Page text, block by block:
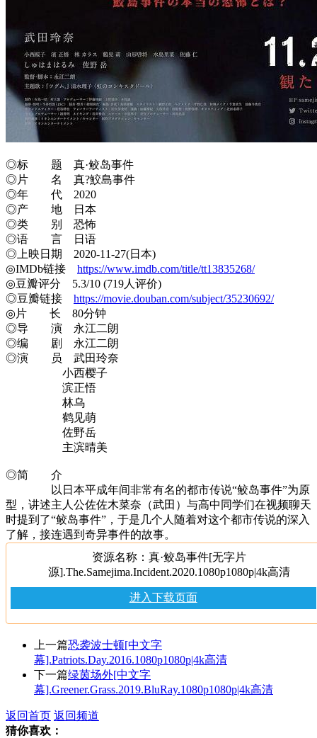
◎标 题 真·鲛岛事件
◎片 名 真?鮫島事件
◎年 代 2020
◎产 地 日本
◎类 别 恐怖
◎语 言 日语
◎上映日期 2020-11-27(日本)
◎IMDb链接 https://www.imdb.com/title/tt13835268/
◎豆瓣评分 5.3/10 (719人评价)
◎豆瓣链接 https://movie.douban.com/subject/35230692/
◎片 长 80分钟
◎导 演 永江二朗
◎编 剧 永江二朗
◎演 员 武田玲奈
小西樱子
滨正悟
林乌
鹤见萌
佐野岳
主滨晴美
◎简 介
以日本平成年间非常有名的都市传说“鲛岛事件”为原
型，讲述主人公佐佐木菜奈（武田）与高中同学们在视频聊天
时提到了“鲛岛事件”，于是几个人随着对这个都市传说的深入
了解，接连遇到奇异事件的故事。
资源名称：真·鲛岛事件[无字片
源].The.Samejima.Incident.2020.1080p1080p|4k高清
进入下载页面
上一篇恐袭波士顿[中文字
幕].Patriots.Day.2016.1080p1080p|4k高清
下一篇绿茵场外[中文字
幕].Greener.Grass.2019.BluRay.1080p1080p|4k高清
返回首页 返回频道
猜你喜欢：